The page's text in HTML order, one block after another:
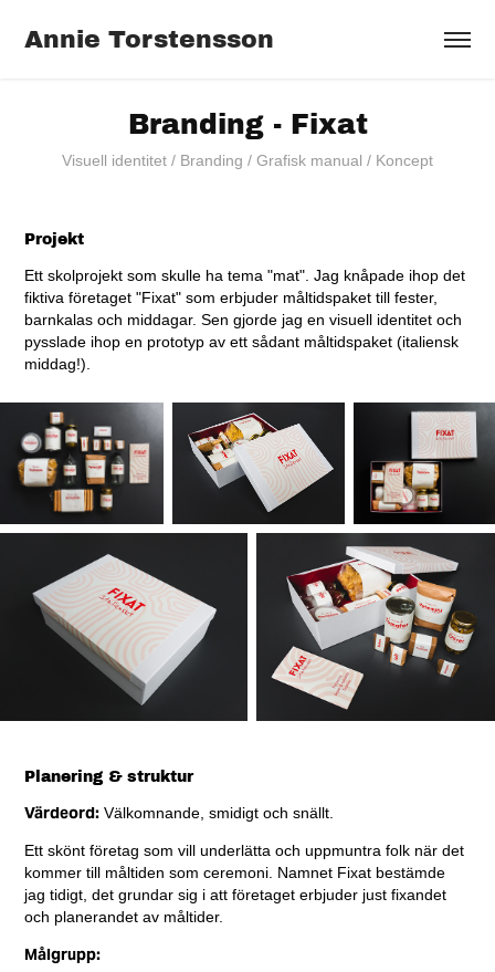
Annie Torstensson
Branding - Fixat
Visuell identitet / Branding / Grafisk manual / Koncept
Projekt
Ett skolprojekt som skulle ha tema "mat". Jag knåpade ihop det
fiktiva företaget "Fixat" som erbjuder måltidspaket till fester,
barnkalas och middagar. Sen gjorde jag en visuell identitet och
pysslade ihop en prototyp av ett sådant måltidspaket (italiensk
middag!).
Planering & struktur
Värdeord: Välkomnande, smidigt och snällt.
Ett skönt företag som vill underlätta och uppmuntra folk när det
kommer till måltiden som ceremoni. Namnet Fixat bestämde
jag tidigt, det grundar sig i att företaget erbjuder just fixandet
och planerandet av måltider.
Målgrupp: